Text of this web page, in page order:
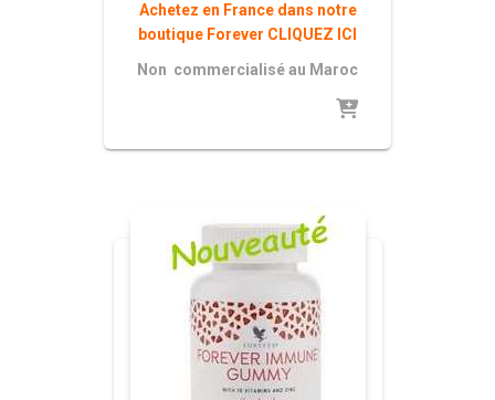
Achetez en France dans notre
boutique Forever CLIQUEZ ICI
Non commercialisé au Maroc